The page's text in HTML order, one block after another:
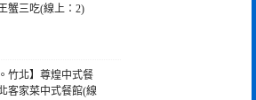
蟹三吃(線上：2)
竹北】尊煌中式餐
客家菜中式餐館(線